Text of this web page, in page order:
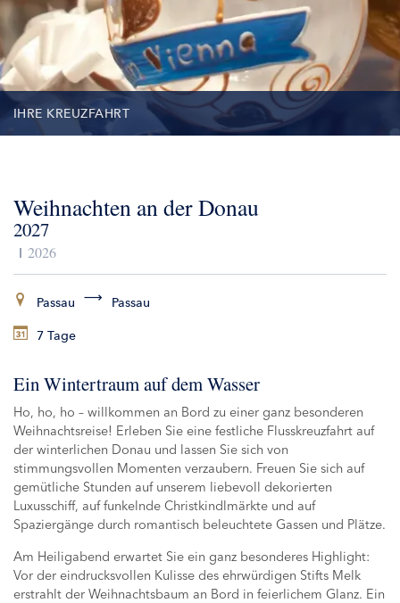
IHRE KREUZFAHRT
LEISTUNGEN
AUSFLÜGE
ZUSATZLEISTUNGEN
SCHIFFE
Weihnachten an der Donau
2027
2026
Passau Passau
7 Tage
Ein Wintertraum auf dem Wasser
Ho, ho, ho – willkommen an Bord zu einer ganz besonderen
Weihnachtsreise! Erleben Sie eine festliche Flusskreuzfahrt auf
der winterlichen Donau und lassen Sie sich von
stimmungsvollen Momenten verzaubern. Freuen Sie sich auf
gemütliche Stunden auf unserem liebevoll dekorierten
Luxusschiff, auf funkelnde Christkindlmärkte und auf
Spaziergänge durch romantisch beleuchtete Gassen und Plätze.
Am Heiligabend erwartet Sie ein ganz besonderes Highlight:
Vor der eindrucksvollen Kulisse des ehrwürdigen Stifts Melk
erstrahlt der Weihnachtsbaum an Bord in feierlichem Glanz. Ein